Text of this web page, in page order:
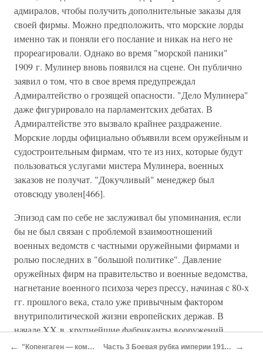
адмиралов, чтобы получить дополнительные заказы для
своей фирмы. Можно предположить, что морские лорды
именно так и поняли его послание и никак на него не
прореагировали. Однако во время "морской паники"
1909 г. Мулинер вновь появился на сцене. Он публично
заявил о том, что в свое время предупреждал
Адмиралтейство о грозящей опасности. "Дело Мулинера"
даже фигурировало на парламентских дебатах. В
Адмиралтействе это вызвало крайнее раздражение.
Морские лорды официально объявили всем оружейным и
судостроительным фирмам, что те из них, которые будут
пользоваться услугами мистера Мулинера, военных
заказов не получат. "Докучливый" менеджер был
отовсюду уволен[466].
Эпизод сам по себе не заслуживал бы упоминания, если
бы не был связан с проблемой взаимоотношений
военных ведомств с частными оружейными фирмами и
ролью последних в "большой политике". Давление
оружейных фирм на правительство и военные ведомства,
нагнетание военного психоза через прессу, начиная с 80-х
гг. прошлого века, стало уже привычным фактором
внутриполитической жизни европейских держав. В
начале XX в. крупнейшие фабриканты вооружений
имели сильное лобби в палате общин и довольно тесные
← "Копенгаген — комплекс" Часть 3 Боевая рубка империи 1911 — 1920 →